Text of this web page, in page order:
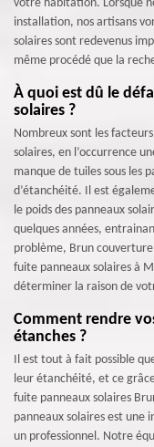
votre habitation. Lorsque
installation, nos artisans
solaires sont redevenus
même procédé que la
À quoi est dû le
solaires ?
Nombreux sont les
solaires, en l’occurrence
manque de tuiles sous les
d’étanchéité. Il est
le poids des panneaux
quelques années,
problème, Brun
fuite panneaux solaires à
déterminer la raison de
Comment rendre
étanches ?
Il est tout à fait possible
leur étanchéité, et ce
fuite panneaux solaires
panneaux solaires est une
un professionnel. Notre